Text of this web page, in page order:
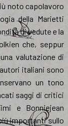
noto capolavoro
della Marietti
di vedute e la
che, seppur
valutazione di
italiani sono
un tono
saggi di critici
e Bonniejean
importanti sullo